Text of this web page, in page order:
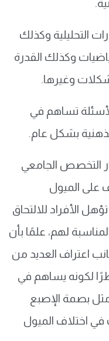
التحليلية وكذلك
وكذلك القدرة
وغيرها.
تساهم في
بشكل عام.
التخصص الجامعي
على الميول
الأفراد للالتحاق
لهم، علمًا بأن
اعتراف العديد من
لكونه يساهم في
بصمة الإصبع
اختلاف الميول